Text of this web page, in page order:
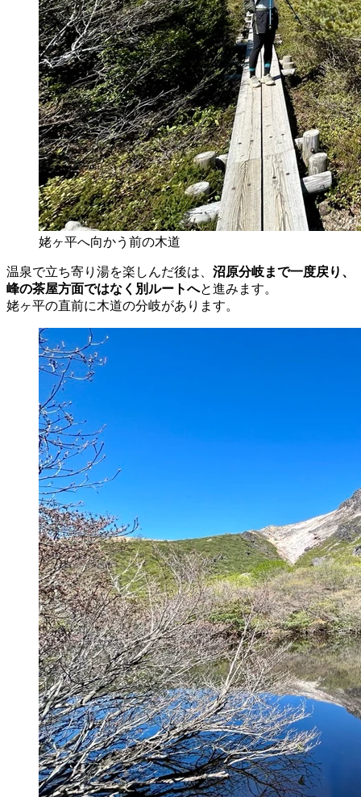
姥ヶ平へ向かう前の木道
温泉で立ち寄り湯を楽しんだ後は、 沼原分岐まで一度戻り、
峰の茶屋方面ではなく別ルートへと進みます。
姥ヶ平の直前に木道の分岐があります。